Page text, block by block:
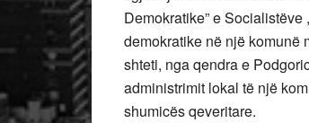
Demokratike” e
demokratike në një komunë
shteti, nga qendra e
administrimit lokal të një
shumicës qeveritare.